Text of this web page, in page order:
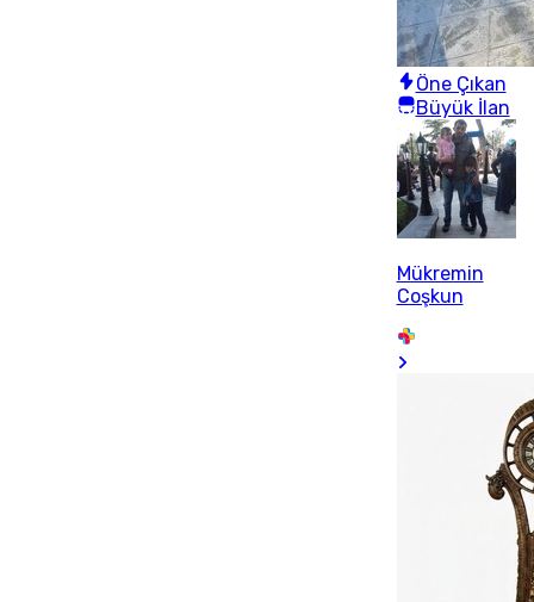
Öne Çıkan
Büyük İlan
Mükremin
Coşkun